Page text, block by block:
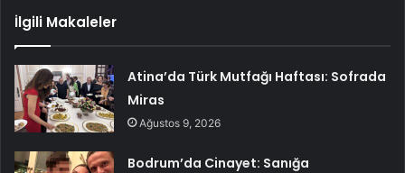
İlgili Makaleler
Atina’da Türk Mutfağı Haftası: Sofrada
Miras
Ağustos 9, 2026
Bodrum’da Cinayet: Sanığa